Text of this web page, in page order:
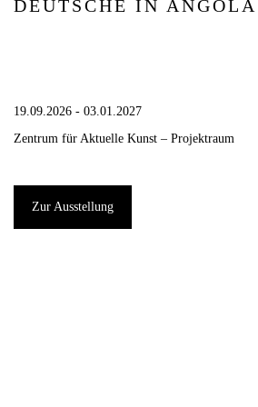
DEUTSCHE IN ANGOLA
19.09.2026 - 03.01.2027
Zentrum für Aktuelle Kunst – Projektraum
Zur Ausstellung